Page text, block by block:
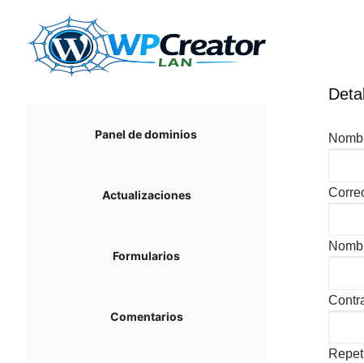
contenido
Panel de dominios
Actualizaciones
Formularios
Comentarios